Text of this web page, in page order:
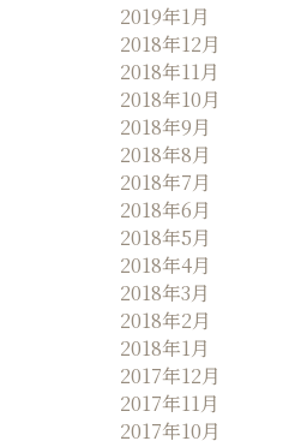
2019年1月
2018年12月
2018年11月
2018年10月
2018年9月
2018年8月
2018年7月
2018年6月
2018年5月
2018年4月
2018年3月
2018年2月
2018年1月
2017年12月
2017年11月
2017年10月